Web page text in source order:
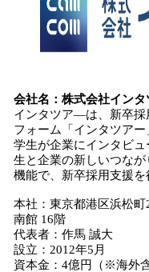
会社名：株式会社インタ
インタツア―は、新卒採
フォーム「インタツア
学生が企業にインタビ
生と企業の新しいつな
機能で、新卒採用支援を
本社：東京都港区浜松
南館 16階
代表者：作馬 誠大
設立：2012年5月
資本金：4億円（※海外